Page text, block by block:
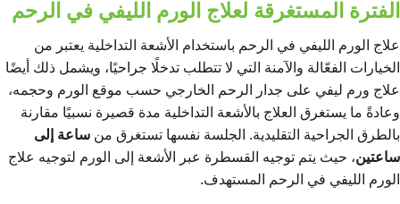
الفترة المستغرقة لعلاج الورم الليفي في الرحم
علاج الورم الليفي في الرحم باستخدام الأشعة التداخلية يعتبر من
الخيارات الفعّالة والآمنة التي لا تتطلب تدخلًا جراحيًا، ويشمل ذلك أيضًا
علاج ورم ليفي على جدار الرحم الخارجي حسب موقع الورم وحجمه،
وعادةً ما يستغرق العلاج بالأشعة التداخلية مدة قصيرة نسبيًا مقارنة
بالطرق الجراحية التقليدية. الجلسة نفسها تستغرق من ساعة إلى
ساعتين، حيث يتم توجيه القسطرة عبر الأشعة إلى الورم لتوجيه علاج
الورم الليفي في الرحم المستهدف.